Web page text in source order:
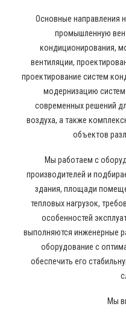
Основные направления
промышленную
кондиционирования,
вентиляции,
проектирование систем
модернизацию
современных решений
воздуха, а также
объектов
Мы работаем с
производителей и
здания, площади
тепловых нагрузок,
особенностей
выполняются инженерные
оборудование с
обеспечить его
Мы